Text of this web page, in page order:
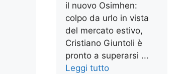
il nuovo Osimhen:
colpo da urlo in vista
del mercato estivo,
Cristiano Giuntoli è
pronto a superarsi ...
Leggi tutto